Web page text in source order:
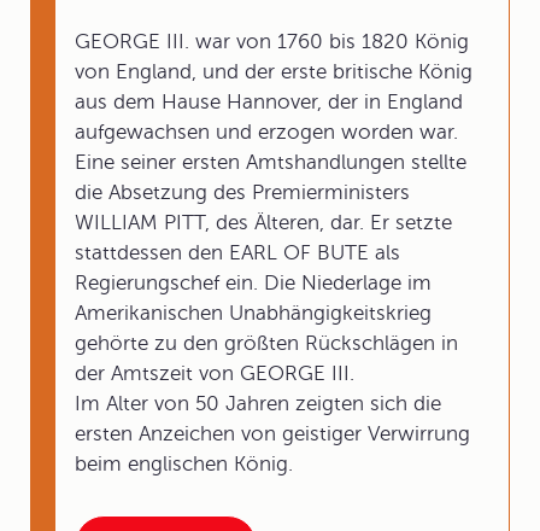
GEORGE III. war von 1760 bis 1820 König
von England, und der erste britische König
aus dem Hause Hannover, der in England
aufgewachsen und erzogen worden war.
Eine seiner ersten Amtshandlungen stellte
die Absetzung des Premierministers
WILLIAM PITT, des Älteren, dar. Er setzte
stattdessen den EARL OF BUTE als
Regierungschef ein. Die Niederlage im
Amerikanischen Unabhängigkeitskrieg
gehörte zu den größten Rückschlägen in
der Amtszeit von GEORGE III.
Im Alter von 50 Jahren zeigten sich die
ersten Anzeichen von geistiger Verwirrung
beim englischen König.